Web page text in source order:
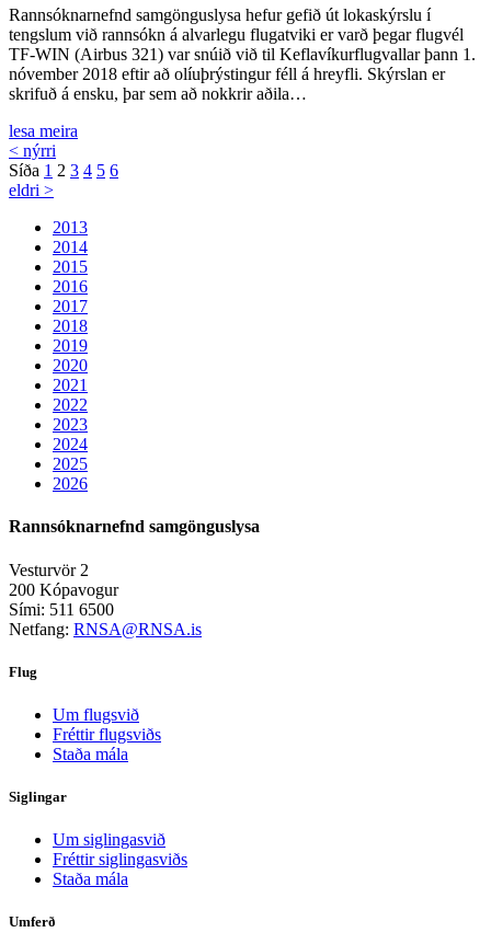
Rannsóknarnefnd samgönguslysa hefur gefið út lokaskýrslu í
tengslum við rannsókn á alvarlegu flugatviki er varð þegar flugvél
TF-WIN (Airbus 321) var snúið við til Keflavíkurflugvallar þann 1.
nóvember 2018 eftir að olíuþrýstingur féll á hreyfli. Skýrslan er
skrifuð á ensku, þar sem að nokkrir aðila…
lesa meira
< nýrri
Síða 1 2 3 4 5 6
eldri >
2013
2014
2015
2016
2017
2018
2019
2020
2021
2022
2023
2024
2025
2026
Rannsóknarnefnd samgönguslysa
Vesturvör 2
200 Kópavogur
Sími: 511 6500
Netfang: RNSA@RNSA.is
Flug
Um flugsvið
Fréttir flugsviðs
Staða mála
Siglingar
Um siglingasvið
Fréttir siglingasviðs
Staða mála
Umferð